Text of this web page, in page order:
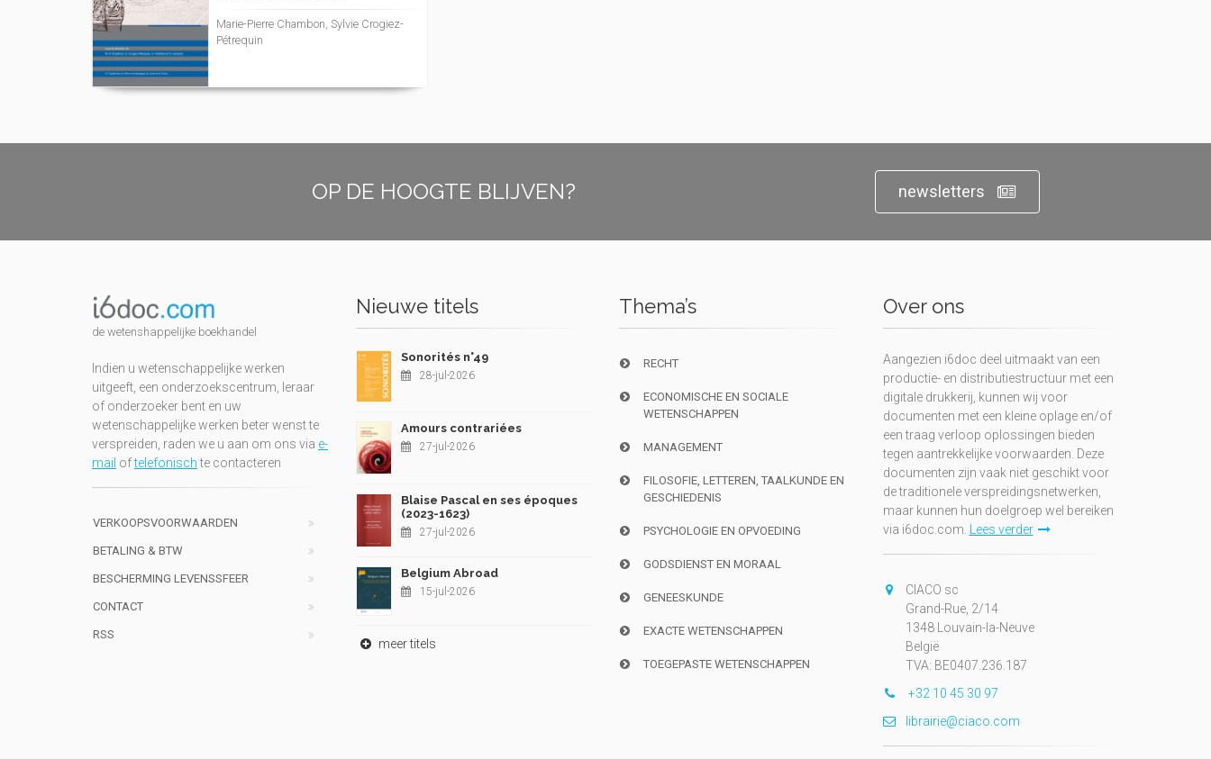
Marie-Pierre Chambon, Sylvie Crogiez-
Pétrequin
OP DE HOOGTE BLIJVEN? newsletters
de wetenshappelijke boekhandel
Indien u wetenschappelijke werken
uitgeeft, een onderzoekscentrum, leraar
of onderzoeker bent en uw
wetenschappelijke werken beter wenst te
verspreiden, raden we u aan om ons via e-
mail oftelefonischte contacteren
VERKOOPSVOORWAARDEN
BETALING & BTW
BESCHERMING LEVENSSFEER
CONTACT
RSS
Nieuwe titels
Sonorités n°49
28-jul-2026
Amours contrariées
27-jul-2026
Blaise Pascal en ses époques
(2023-1623)
27-jul-2026
Belgium Abroad
15-jul-2026
meer titels
Thema’s
RECHT
ECONOMISCHE EN SOCIALE
WETENSCHAPPEN
MANAGEMENT
FILOSOFIE, LETTEREN, TAALKUNDE EN
GESCHIEDENIS
PSYCHOLOGIE EN OPVOEDING
GODSDIENST EN MORAAL
GENEESKUNDE
EXACTE WETENSCHAPPEN
TOEGEPASTE WETENSCHAPPEN
Over ons
Aangezien i6doc deel uitmaakt van een
productie- en distributiestructuur met een
digitale drukkerij, kunnen wij voor
documenten met een kleine oplage en/of
een traag verloop oplossingen bieden
tegen aantrekkelijke voorwaarden. Deze
documenten zijn vaak niet geschikt voor
de traditionele verspreidingsnetwerken,
maar kunnen hun doelgroep wel bereiken
via i6doc.com.
Lees verder
CIACO sc
Grand-Rue, 2/14
1348 Louvain-la-Neuve
België
TVA: BE0407.236.187
+32 10 45 30 97
librairie@ciaco.com